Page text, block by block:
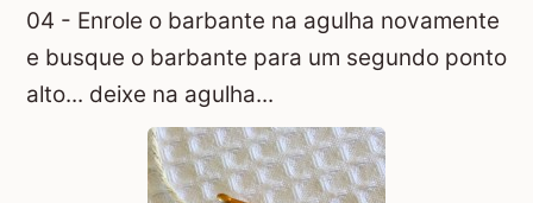
04 - Enrole o barbante na agulha novamente
e busque o barbante para um segundo ponto
alto... deixe na agulha...